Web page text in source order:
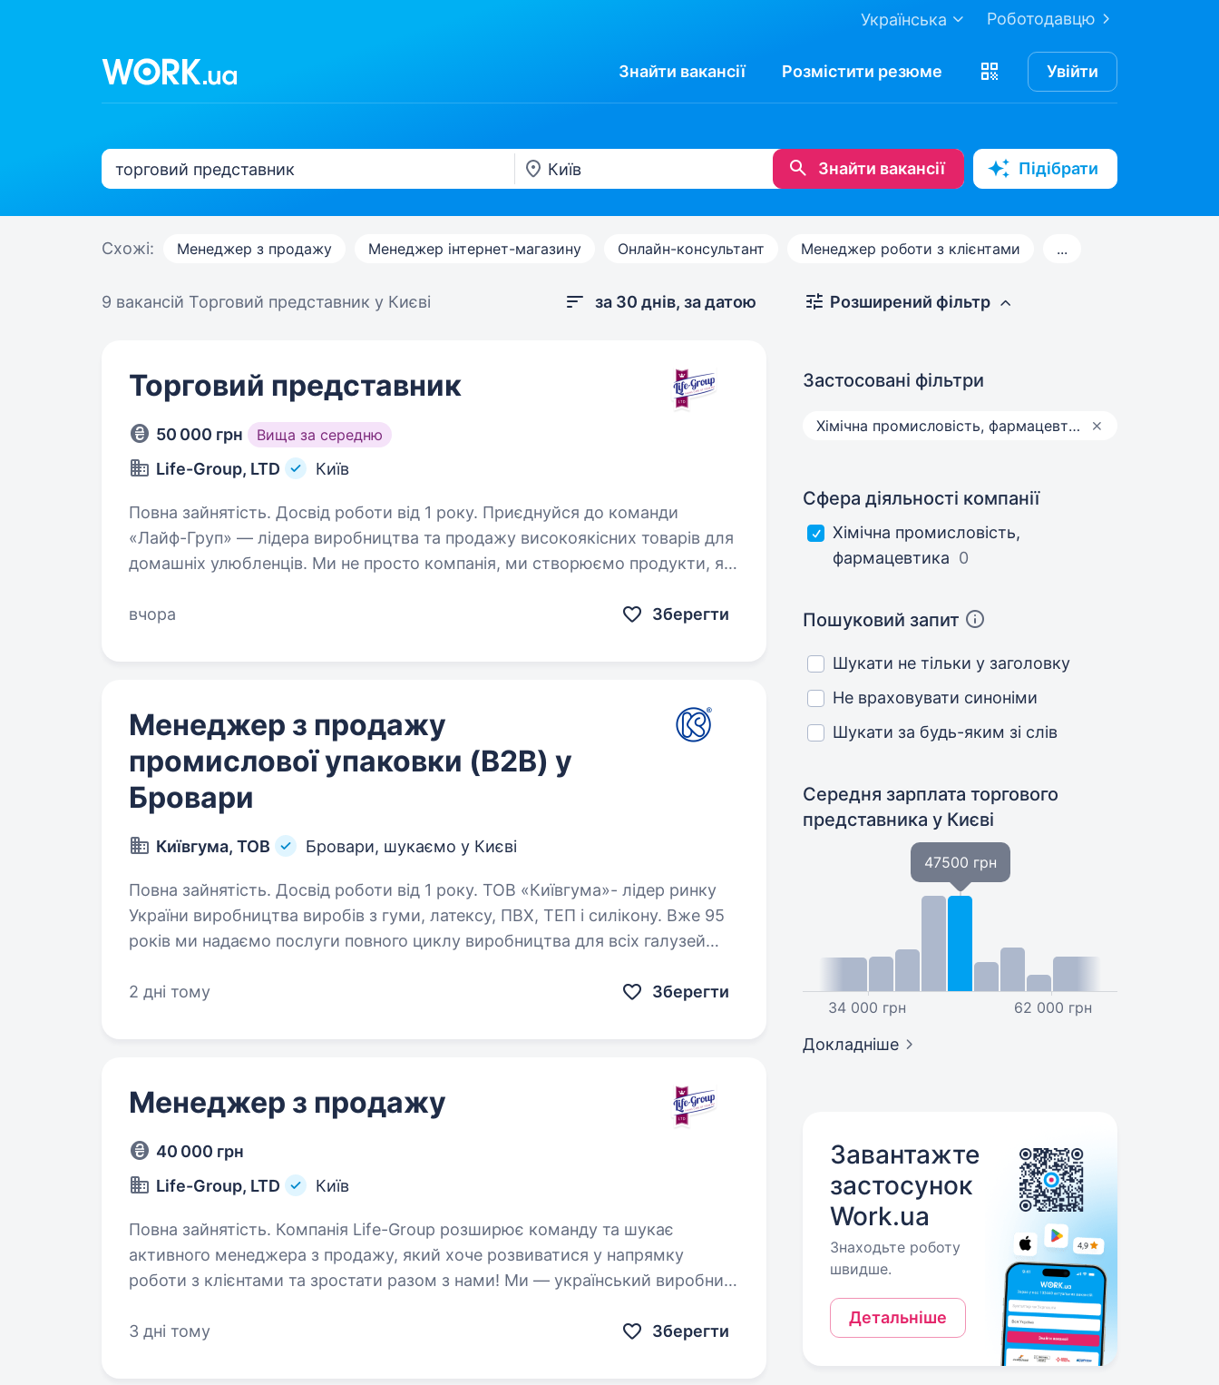
Роботодавцю
Українська
Знайти вакансії Розмістити резюме Увійти
Знайти вакансії Підібрати
Схожі: Менеджер з продажу Менеджер інтернет-магазину Онлайн-консультант Менеджер роботи з клієнтами ...
9 вакансій Торговий представник у Києві за 30 днів, за датою
Торговий представник
50 000 грн Вища за середню
Life-Group, LTD Київ
Повна зайнятість. Досвід роботи від 1 року. Приєднуйся до команди
«Лайф-Груп» — лідера виробництва та продажу високоякісних товарів для
домашніх улюбленців. Ми не просто компанія, ми створюємо продукти, які
вчора
Зберегти
Менеджер з продажу
промислової упаковки (B2B) у
Бровари
Київгума, ТОВ Бровари, шукаємо у Києві
Повна зайнятість. Досвід роботи від 1 року. ТОВ «Київгума»- лідер ринку
України виробництва виробів з гуми, латексу, ПВХ, ТЕП і силікону. Вже 95
років ми надаємо послуги повного циклу виробництва для всіх галузей
2 дні тому
Зберегти
Менеджер з продажу
40 000 грн
Life-Group, LTD
Київ
Повна зайнятість. Компанія Life-Group розширює команду та шукає
активного менеджера з продажу, який хоче розвиватися у напрямку
роботи з клієнтами та зростати разом з нами! Ми — український виробник
3 дні тому
Зберегти
Розширений фільтр
Застосовані фільтри
Хімічна промисловість, фармацевтика
Сфера діяльності компанії
Хімічна промисловість,
фармацевтика 0
Пошуковий запит
Шукати не тільки у заголовку
Не враховувати синоніми
Шукати за будь-яким зі слів
Середня зарплата торгового
представникау Києві
34 000 грн
47500 грн
62 000 грн
Докладніше
Завантажте
застосунок
Work.ua
Знаходьте роботу
швидше.
Детальніше